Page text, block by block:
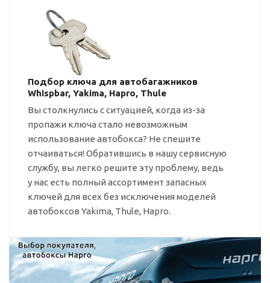
Подбор ключа для автобагажников
Whispbar, Yakima, Hapro, Thule
Вы столкнулись с ситуацией, когда из-за
пропажи ключа стало невозможным
использование автобокса? Не спешите
отчаиваться! Обратившись в нашу сервисную
службу, вы легко решите эту проблему, ведь
у нас есть полный ассортимент запасных
ключей для всех без исключения моделей
автобоксов Yakima, Thule, Hapro.